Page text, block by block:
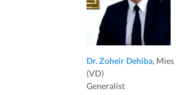
Dr. Zoheir Dehiba, Mies
(VD)
Generalist